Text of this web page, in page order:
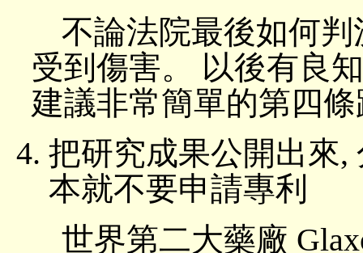
不論法院最後如何
受到傷害。 以後有良
建議非常簡單的第四
把研究成果公開出來,
本就不要申請專利
世界第二大藥廠